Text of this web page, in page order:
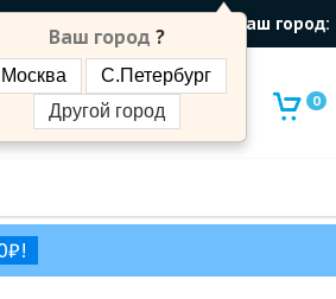
Ваш город:
Ваш город ?
Москва
С.Петербург
Другой город
0